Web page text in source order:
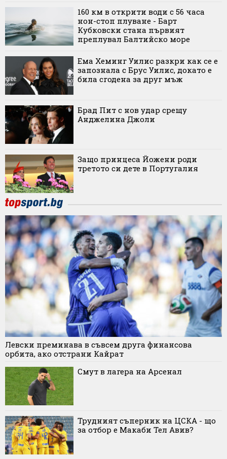
160 км в открити води с 56 часа
нон-стоп плуване - Барт
Кубковски стана първият
преплувал Балтийско море
Ема Хеминг Уилис разкри как се е
запознала с Брус Уилис, докато е
била сгодена за друг мъж
Брад Пит с нов удар срещу
Анджелина Джоли
Защо принцеса Йожени роди
третото си дете в Португалия
Левски преминава в съвсем друга финансова
орбита, ако отстрани Кайрат
Смут в лагера на Арсенал
Трудният съперник на ЦСКА - що
за отбор е Макаби Тел Авив?